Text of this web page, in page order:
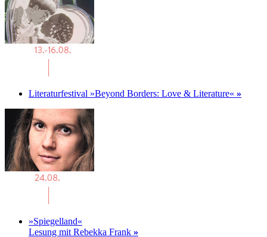
Literaturfestival »Beyond Borders: Love & Literature« »
»Spiegelland«
Lesung mit Rebekka Frank »